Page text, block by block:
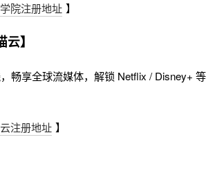
院注册地址 】
】
畅享全球流媒体，解锁 Netflix / Disney+ 等
注册地址 】